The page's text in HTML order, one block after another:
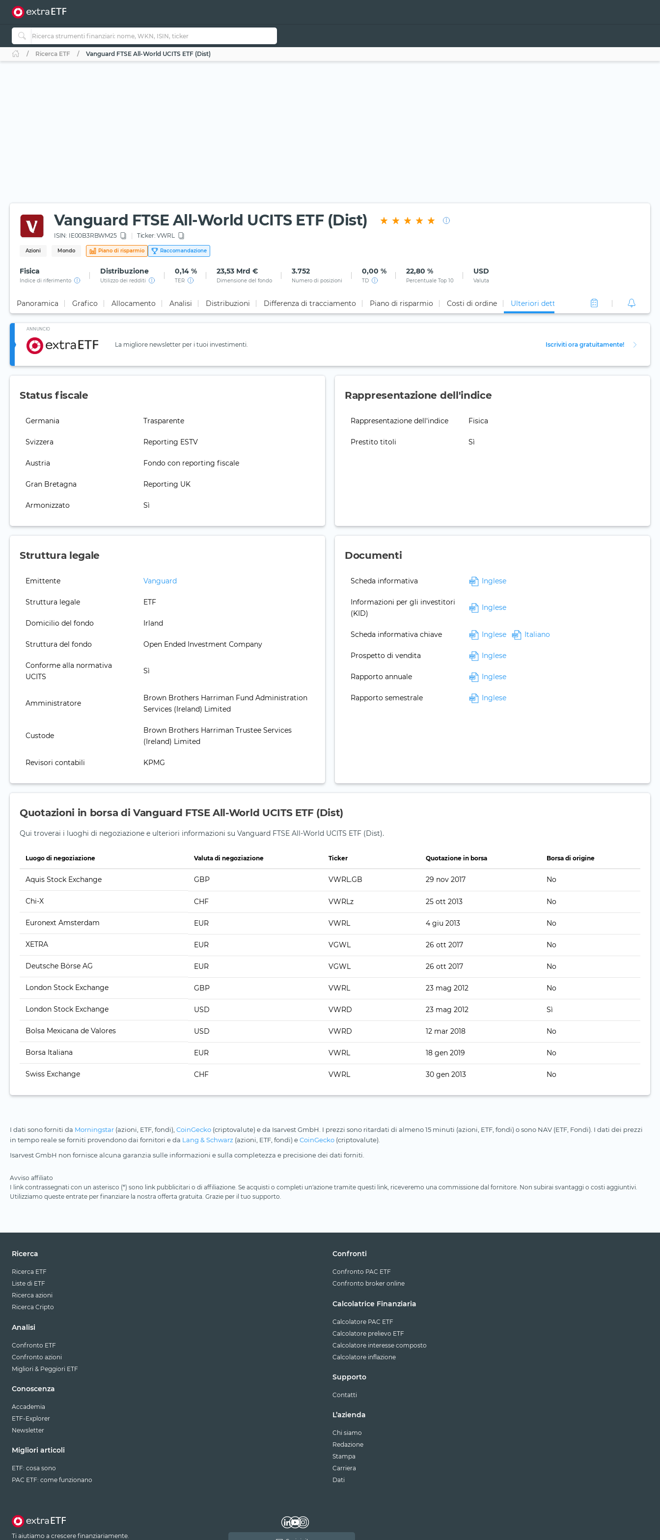
Ricerca ETF Vanguard FTSE All-World UCITS ETF (Dist)
Vanguard FTSE All-World UCITS ETF (Dist)
ISIN: IE00B3RBWM25 Ticker: VWRL
Azioni Mondo Piano di risparmio Raccomandazione
Fisica
Indice di riferimento
Distribuzione
Utilizzo dei redditi
0,14 %
TER
23,53 Mrd €
Dimensione del fondo
3.752
Numero di posizioni
0,00 %
TD
22,80 %
Percentuale Top 10
USD
Valuta
Panoramica Grafico Allocamento Analisi Distribuzioni Differenza di tracciamento Piano di risparmio Costi di ordine Ulteriori dettagli
ANNUNCIO
La migliore newsletter per i tuoi investimenti. Iscriviti ora gratuitamente!
Status fiscale
Germania Trasparente
Svizzera Reporting ESTV
Austria Fondo con reporting fiscale
Gran Bretagna Reporting UK
Armonizzato Sì
Rappresentazione dell'indice
Rappresentazione dell'indice Fisica
Prestito titoli Sì
Struttura legale
Emittente Vanguard
Struttura legale ETF
Domicilio del fondo Irland
Struttura del fondo Open Ended Investment Company
Conforme alla normativa
UCITS
Sì
Amministratore
Brown Brothers Harriman Fund Administration
Services (Ireland) Limited
Custode
Brown Brothers Harriman Trustee Services
(Ireland) Limited
Revisori contabili KPMG
Documenti
Scheda informativa Inglese
Informazioni per gli investitori
(KID)
Inglese
Scheda informativa chiave Inglese Italiano
Prospetto di vendita Inglese
Rapporto annuale Inglese
Rapporto semestrale Inglese
Quotazioni in borsa di Vanguard FTSE All-World UCITS ETF (Dist)
Qui troverai i luoghi di negoziazione e ulteriori informazioni su Vanguard FTSE All-World UCITS ETF (Dist).
Luogo di negoziazione Valuta di negoziazione Ticker Quotazione in borsa Borsa di origine
Aquis Stock Exchange GBP VWRL.GB 29 nov 2017 No
Chi-X CHF VWRLz 25 ott 2013 No
Euronext Amsterdam EUR VWRL 4 giu 2013 No
XETRA EUR VGWL 26 ott 2017 No
Deutsche Börse AG EUR VGWL 26 ott 2017 No
London Stock Exchange GBP VWRL 23 mag 2012 No
London Stock Exchange USD VWRD 23 mag 2012 Sì
Bolsa Mexicana de Valores USD VWRD 12 mar 2018 No
Borsa Italiana EUR VWRL 18 gen 2019 No
Swiss Exchange CHF VWRL 30 gen 2013 No
I dati sono forniti da Morningstar (azioni, ETF, fondi), CoinGecko (criptovalute) e da Isarvest GmbH. I prezzi sono ritardati di almeno 15 minuti (azioni, ETF, fondi) o sono NAV (ETF, Fondi). I dati dei prezzi
in tempo reale se forniti provendono dai fornitori e da Lang & Schwarz (azioni, ETF, fondi) eCoinGecko (criptovalute).
Isarvest GmbH non fornisce alcuna garanzia sulle informazioni e sulla completezza e precisione dei dati forniti.
Avviso affiliato
I link contrassegnati con un asterisco (*) sono link pubblicitari o di affiliazione. Se acquisti o completi un'azione tramite questi link, riceveremo una commissione dal fornitore. Non subirai svantaggi o costi aggiuntivi.
Utilizziamo queste entrate per finanziare la nostra offerta gratuita. Grazie per il tuo supporto.
Ricerca
Ricerca ETF
Liste di ETF
Ricerca azioni
Ricerca Cripto
Analisi
Confronto ETF
Confronto azioni
Migliori & Peggiori ETF
Conoscenza
Accademia
ETF-Explorer
Newsletter
Migliori articoli
ETF: cosa sono
PAC ETF: come funzionano
Confronti
Confronto PAC ETF
Confronto broker online
Calcolatrice Finanziaria
Calcolatore PAC ETF
Calcolatore prelievo ETF
Calcolatore interesse composto
Calcolatore inflazione
Supporto
Contatti
L’azienda
Chi siamo
Redazione
Stampa
Carriera
Dati
Ti aiutiamo a crescere finanziariamente.